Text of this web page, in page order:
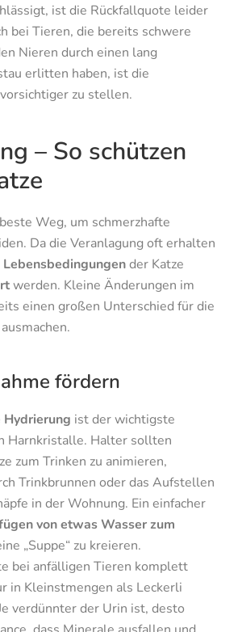
ist die Rückfallquote leider
bei Tieren, die bereits schwere
Nieren durch einen lang
erlitten haben, ist die
zu stellen.
– So schützen
Weg, um schmerzhafte
Da die Veranlagung oft erhalten
Lebensbedingungender Katze
werden. Kleine Änderungen im
einen großen Unterschied für die
fördern
Hydrierung ist der wichtigste
Harnkristalle. Halter sollten
zum Trinken zu animieren,
Trinkbrunnen oder das Aufstellen
in der Wohnung. Ein einfacher
von etwas Wasser zum
„Suppe“ zu kreieren.
bei anfälligen Tieren komplett
in Kleinstmengen als Leckerli
verdünnter der Urin ist, desto